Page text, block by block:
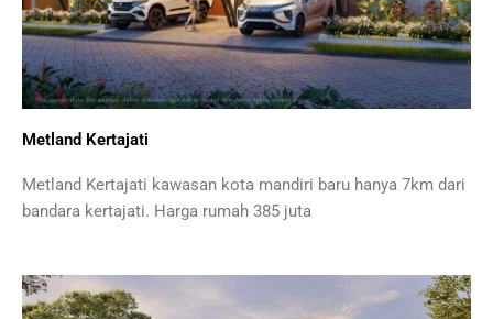
Metland Kertajati
Metland Kertajati kawasan kota mandiri baru hanya 7km dari
bandara kertajati. Harga rumah 385 juta